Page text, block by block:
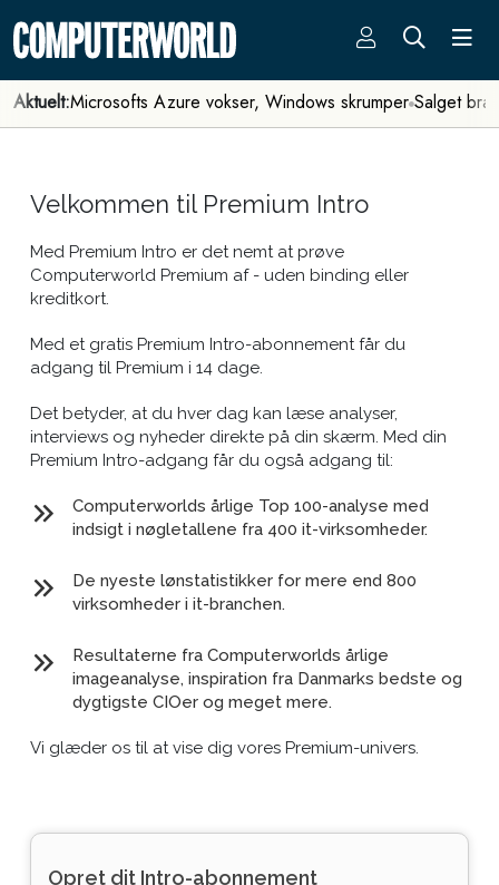
Aktuelt:Microsofts Azure vokser, Windows skrumper Salget
Velkommen til Premium Intro
Med Premium Intro er det nemt at prøve
Computerworld Premium af - uden binding eller
kreditkort.
Med et gratis Premium Intro-abonnement får du
adgang til Premium i 14 dage.
Det betyder, at du hver dag kan læse analyser,
interviews og nyheder direkte på din skærm. Med din
Premium Intro-adgang får du også adgang til:
Computerworlds årlige Top 100-analyse med
indsigt i nøgletallene fra 400 it-virksomheder.
De nyeste lønstatistikker for mere end 800
virksomheder i it-branchen.
Resultaterne fra Computerworlds årlige
imageanalyse, inspiration fra Danmarks bedste og
dygtigste CIOer og meget mere.
Vi glæder os til at vise dig vores Premium-univers.
Opret dit Intro-abonnement